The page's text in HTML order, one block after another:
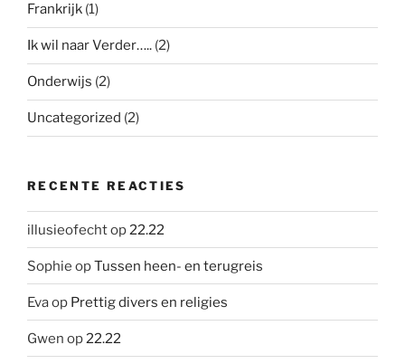
Frankrijk (1)
Ik wil naar Verder….. (2)
Onderwijs (2)
Uncategorized (2)
RECENTE REACTIES
illusieofechtop22.22
Sophie opTussen heen- en terugreis
Evaop Prettig divers en religies
Gwen op22.22